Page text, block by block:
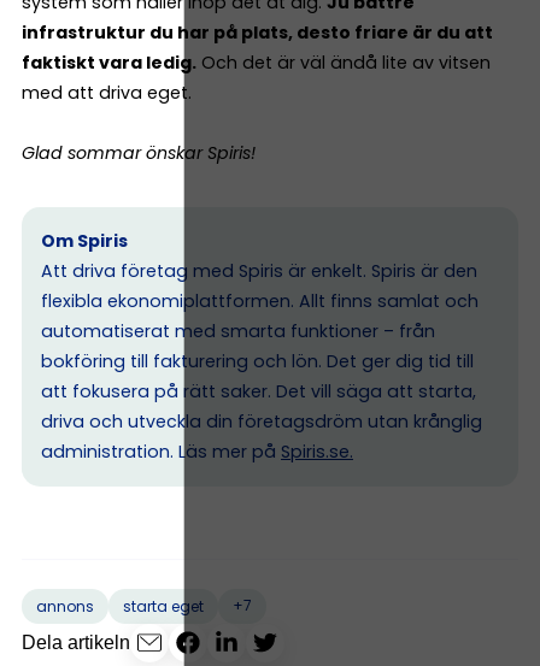
infrastruktur du har på plats, desto friare är du att
faktiskt vara ledig. Och det är väl ändå lite av vitsen
med att driva eget.
Glad sommar önskar Spiris!
Om Spiris
Att driva företag med Spiris är enkelt. Spiris är den
flexibla ekonomiplattformen. Allt finns samlat och
automatiserat med smarta funktioner – från
bokföring till fakturering och lön. Det ger dig tid till
att fokusera på rätt saker. Det vill säga att starta,
driva och utveckla din företagsdröm utan krånglig
administration. Läs mer på Spiris.se.
annons starta eget
+7
Dela artikeln